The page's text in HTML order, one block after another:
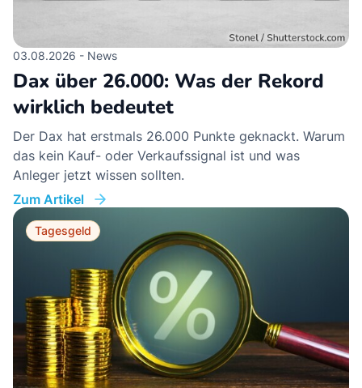
03.08.2026 - News
Dax über 26.000: Was der Rekord
wirklich bedeutet
Der Dax hat erstmals 26.000 Punkte geknackt. Warum
das kein Kauf- oder Verkaufssignal ist und was
Anleger jetzt wissen sollten.
Zum Artikel
Tagesgeld